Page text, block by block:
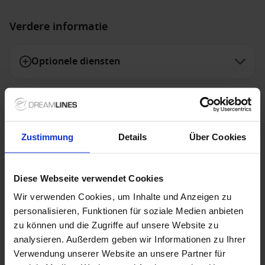
Zustimmung Details Über Cookies
Diese Webseite verwendet Cookies
Wir verwenden Cookies, um Inhalte und Anzeigen zu
personalisieren, Funktionen für soziale Medien anbieten
zu können und die Zugriffe auf unsere Website zu
analysieren. Außerdem geben wir Informationen zu Ihrer
Verwendung unserer Website an unsere Partner für
Verdere informatie
Optionele diensten
Niet inbegrepen diensten
Speciale aanbiedingen
Holland America Line - TOP 10 afvaarten
De TOP 10 cruises van Holland America Line zijn nu
tijdelijk extra scherp geprijsd! Deze selectie van